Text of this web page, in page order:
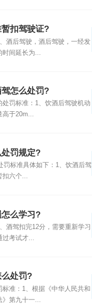
扣驾驶证?
酒后驾驶，酒后驾驶，一经发
间延长为...
怎么处罚?
处罚标准：1、饮酒后驾驶机动
高于20m...
罚规定?
罚标准具体如下：1、饮酒后驾
扣六个...
么学习?
酒驾扣完12分，需要重新学习
过考试才...
处罚?
标准：1、根据《中华人民共和
第九十一...